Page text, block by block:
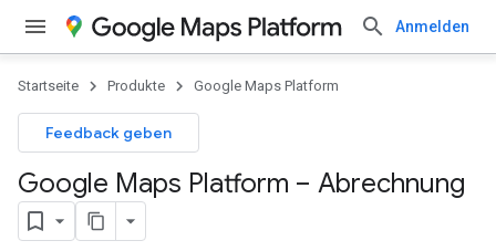
Anmelden
Startseite Produkte Google Maps Platform
Feedback geben
Google Maps Platform – Abrechnung